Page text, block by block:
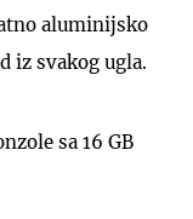
aluminijsko
iz svakog ugla.
sa 16 GB